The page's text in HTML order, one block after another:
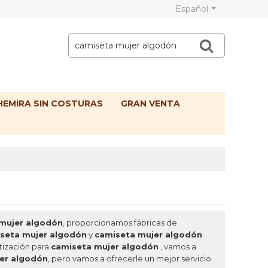
Español
SIN COSTURAS GRAN VENTA
algodón , proporcionamos fábricas de
mujer algodón y camiseta mujer algodón
para camiseta mujer algodón , vamos a
algodón , pero vamos a ofrecerle un mejor servicio.